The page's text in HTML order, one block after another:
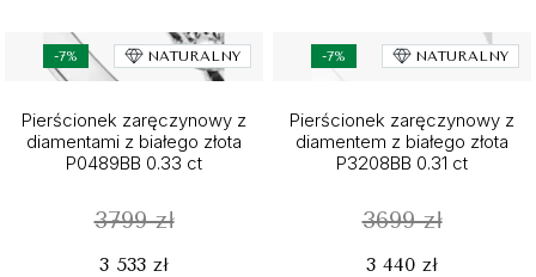
-7% NATURALNY
Pierścionek zaręczynowy z
diamentami z białego złota
P0489BB 0.33 ct
3799 zł
3 533 zł
-7% NATURALNY
Pierścionek zaręczynowy z
diamentem z białego złota
P3208BB 0.31 ct
3699 zł
3 440 zł